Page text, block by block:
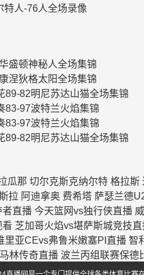
人-76人全场录像
盛顿神秘人全场集锦
涅狄格太阳全场集锦
89-82明尼苏达山猫全场集锦
83-97波特兰火焰集锦
83-97波特兰火焰集锦
89-82明尼苏达山猫全场集锦
瓜那 切尔克斯克纳尔特 格拉斯
拉 阿迪拿奥 费希塔 萨瑟兰德
者直播 今天篮网vs独行侠直播
看 芝加哥火焰vs堪萨斯城竞技直
里亚CEvs弗鲁米嫩塞PI直播 智
林传奇直播 波兰丙组联赛保德